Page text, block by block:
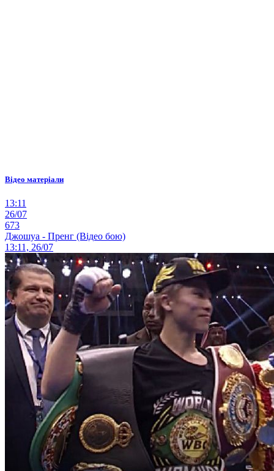
Відео матеріали
13:11
26/07
673
Джошуа - Пренг (Відео бою)
13:11, 26/07